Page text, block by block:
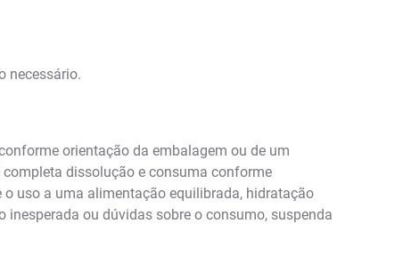
necessário.
orientação da embalagem ou de um
dissolução e consuma conforme
uso a uma alimentação equilibrada, hidratação
ou dúvidas sobre o consumo, suspenda